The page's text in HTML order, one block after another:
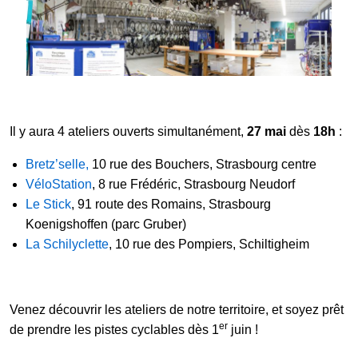
FAQ
Il y aura 4 ateliers ouverts simultanément, 27 mai dès 18h :
Bretz’selle, 10 rue des Bouchers, Strasbourg centre
VéloStation, 8 rue Frédéric, Strasbourg Neudorf
Le Stick, 91 route des Romains, Strasbourg
Koenigshoffen (parc Gruber)
La Schilyclette, 10 rue des Pompiers, Schiltigheim
Venez découvrir les ateliers de notre territoire, et soyez prêt
de prendre les pistes cyclables dès 1er juin !